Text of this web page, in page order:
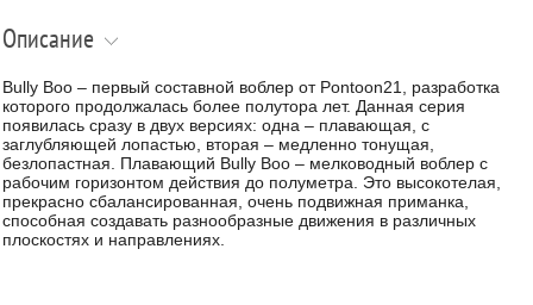
Описание
Bully Boo – первый составной воблер от Pontoon21, разработка
которого продолжалась более полутора лет. Данная серия
появилась сразу в двух версиях: одна – плавающая, с
заглубляющей лопастью, вторая – медленно тонущая,
безлопастная. Плавающий Bully Boo – мелководный воблер с
рабочим горизонтом действия до полуметра. Это высокотелая,
прекрасно сбалансированная, очень подвижная приманка,
способная создавать разнообразные движения в различных
плоскостях и направлениях.